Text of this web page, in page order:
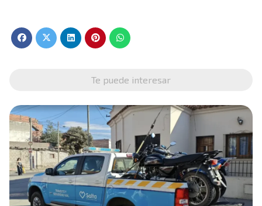
Te puede interesar